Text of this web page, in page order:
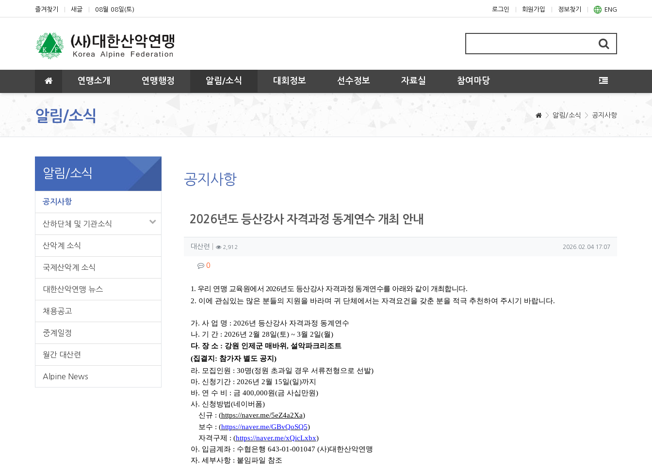
상단 네비
즐겨찾기 새글 08월 08일(토) 로그인 회원가입 정보찾기 ENG
메인 메뉴 연맹소개 연맹행정 알림/소식 대회정보 선수정보 자료실 참여마당
알림/소식 알림/소식 공지사항
공지사항
2026년도 등산강사 자격과정 동계연수 개최 안내
작성자 정보
대산련 작성2,912조회 작성일
2026.02.04 17:07
컨텐츠 정보
0댓글
본문
1. 우리 연맹 교육원에서 2026년도 등산강사 자격과정 동계연수를 아래와 같이 개최합니다.
2. 이에 관심있는 많은 분들의 지원을 바라며 귀 단체에서는 자격요건을 갖춘 분을 적극 추천하여 주시기 바랍니다.
가. 사 업 명 : 2026년 등산강사 자격과정 동계연수
나. 기 간 : 2026년 2월 28일(토) ~ 3월 2일(월)
다. 장 소 : 강원 인제군 매바위, 설악파크리조트
(집결지 : 참가자 별도 공지 )
라. 모집인원 : 30명(정원 초과일 경우 서류전형으로 선발)
마. 신청기간 : 2026년 2월 15일(일)까지
바. 연 수 비 : 금 400,000원(금 사십만원)
사. 신청방법(네이버폼)
신규 : (https://naver.me/5eZ4a2Xa)
보수 : (https://naver.me/GBvQoSQ5)
자격구제 : (https://naver.me/xQicLxbx)
아. 입금계좌 : 수협은행 643-01-001047 (사)대한산악연맹
자. 세부사항 : 붙임파일 참조
알림/소식
공지사항
산하단체 및 기관소식
산악계 소식
국제산악계 소식
대한산악연맹 뉴스
채용공고
중계일정
월간 대산련
Alpine News